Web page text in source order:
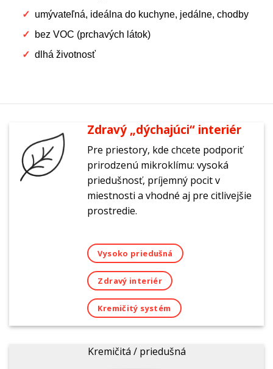
umývateľná, ideálna do kuchyne, jedálne, chodby
bez VOC (prchavých látok)
dlhá životnosť
Zdravý „dýchajúci“ interiér
Pre priestory, kde chcete podporiť
prirodzenú mikroklímu: vysoká
priedušnosť, príjemný pocit v
miestnosti a vhodné aj pre citlivejšie
prostredie.
Vysoko priedušná
Zdravý interiér
Kremičitý systém
Kremičitá / priedušná